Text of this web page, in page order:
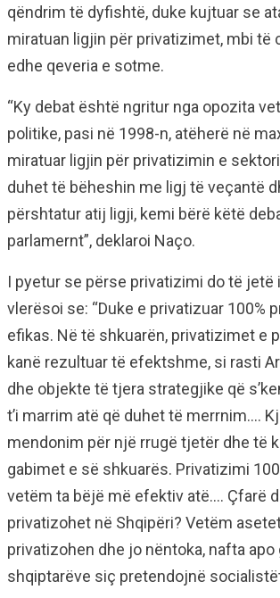
qëndrim të dyfishtë, duke kujtuar se
miratuan ligjin për privatizimet, mbi të
edhe qeveria e sotme.
“Ky debat është ngritur nga opozita
politike, pasi në 1998-n, atëherë në
miratuar ligjin për privatizimin e
duhet të bëheshin me ligj të veçantë
përshtatur atij ligji, kemi bërë këtë
parlamernt”, deklaroi Naço.
I pyetur se përse privatizimi do të jetë
vlerësoi se: “Duke e privatizuar 100%
efikas. Në të shkuarën, privatizimet e
kanë rezultuar të efektshme, si rasti
dhe objekte të tjera strategjike që
t’i marrim atë që duhet të merrnim….
mendonim për një rrugë tjetër dhe të
gabimet e së shkuarës. Privatizimi
vetëm ta bëjë më efektiv atë…. Çfarë
privatizohet në Shqipëri? Vetëm
privatizohen dhe jo nëntoka, nafta apo
shqiptarëve siç pretendojnë